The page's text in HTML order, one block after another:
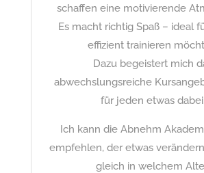
schaffen eine motivierende
Es macht richtig Spaß – ideal
effizient trainieren
Dazu begeistert mich
abwechslungsreiche
für jeden etwas dabei.
Ich kann die Abnehm
empfehlen, der etwas
gleich in welchem